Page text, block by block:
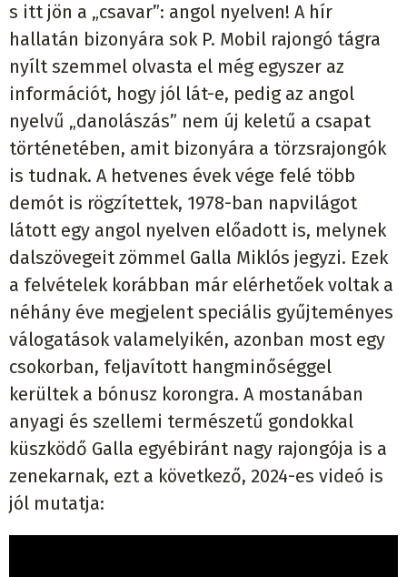
s itt jön a „csavar”: angol nyelven! A hír
hallatán bizonyára sok P. Mobil rajongó tágra
nyílt szemmel olvasta el még egyszer az
információt, hogy jól lát-e, pedig az angol
nyelvű „danolászás” nem új keletű a csapat
történetében, amit bizonyára a törzsrajongók
is tudnak. A hetvenes évek vége felé több
demót is rögzítettek, 1978-ban napvilágot
látott egy angol nyelven előadott is, melynek
dalszövegeit zömmel Galla Miklós jegyzi. Ezek
a felvételek korábban már elérhetőek voltak a
néhány éve megjelent speciális gyűjteményes
válogatások valamelyikén, azonban most egy
csokorban, feljavított hangminőséggel
kerültek a bónusz korongra. A mostanában
anyagi és szellemi természetű gondokkal
küszködő Galla egyébiránt nagy rajongója is a
zenekarnak, ezt a következő, 2024-es videó is
jól mutatja: